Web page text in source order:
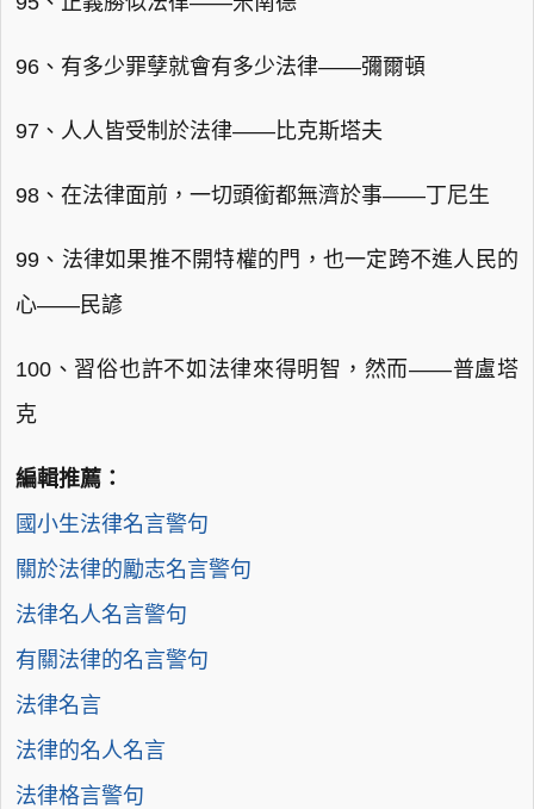
96、有多少罪孽就會有多少法律——彌爾頓
97、人人皆受制於法律——比克斯塔夫
98、在法律面前，一切頭銜都無濟於事——丁尼生
99、法律如果推不開特權的門，也一定跨不進人民的
心——民諺
100、習俗也許不如法律來得明智，然而——普盧塔
克
編輯推薦：
國小生法律名言警句
關於法律的勵志名言警句
法律名人名言警句
有關法律的名言警句
法律名言
法律的名人名言
法律格言警句